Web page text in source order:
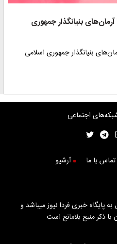
بنیانگذار جمهوری
بنیانگذار جمهوری اسلامی
اجتماعی
تماس با ما آرشیو
پایگاه خبری فردا نیوز میباشد و
با ذکر منبع بلامانع است